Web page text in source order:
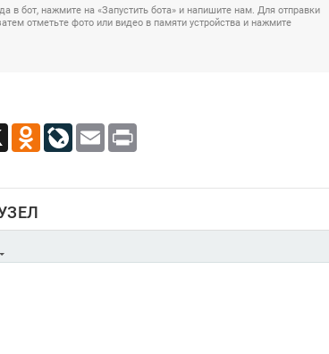
в бот, нажмите на «Запустить бота» и напишите нам. Для отправки
отметьте фото или видео в памяти устройства и нажмите
X Odnoklassniki
LiveJournal
Email